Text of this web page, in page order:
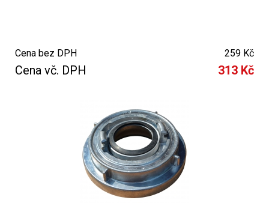
Cena bez DPH 259 Kč
Cena vč. DPH 313 Kč